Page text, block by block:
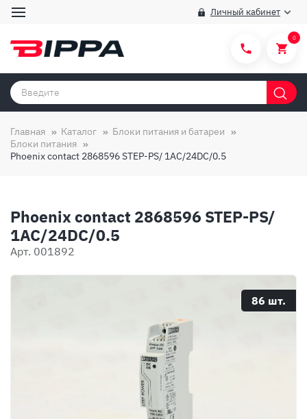
Личный кабинет
Категории товаров
Способы покупки
О компании
Отзывы
Доставка
0
Главная Каталог
Блоки питания и батареи
Блоки питания
Phoenix contact 2868596 STEP-PS/ 1AC/24DC/0.5
Phoenix contact 2868596 STEP-PS/
1AC/24DC/0.5
Арт. 001892
86 шт.